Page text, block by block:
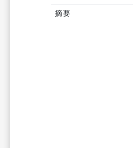
摘要